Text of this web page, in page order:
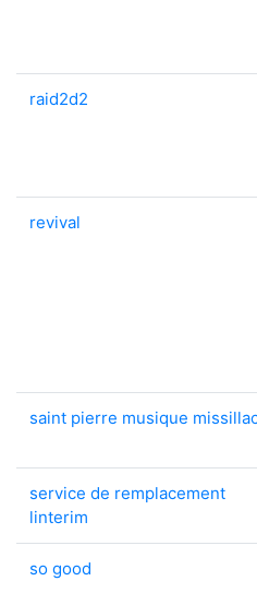
raid2d2
revival
saint pierre musique
service de remplacement
linterim
so good